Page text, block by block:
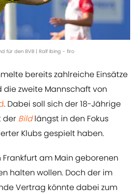
für den BVB | Ralf Ibing - firo
bereits zahlreiche Einsätze
die zweite Mannschaft von
. Dabei soll sich der 18-Jährige
der Bild längst in den Fokus
Klubs gespielt haben.
Frankfurt am Main geborenen
halten wollen. Doch der im
Vertrag könnte dabei zum